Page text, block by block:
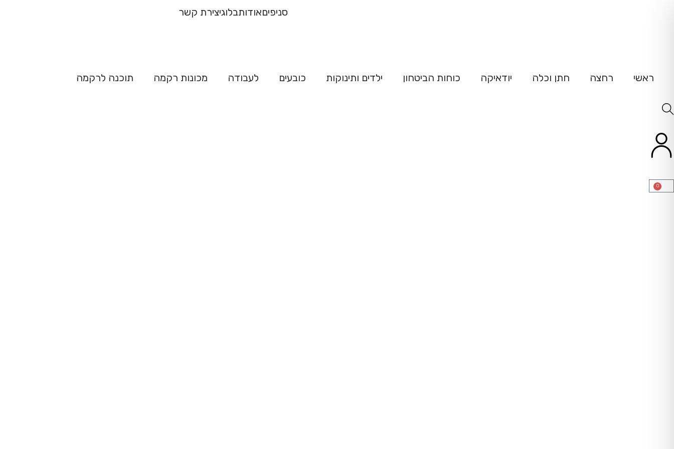
משלוח מהיר סניפיםאודותבלוגיצירת קשר
ראשי רחצה חתן וכלה יודאיקה כוחות הביטחון ילדים ותינוקות כובעים לעבודה מכונות רקמה תוכנה לרקמה
0